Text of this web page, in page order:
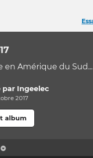
en Amérique du Sud...
par Ingeelec
2017
album